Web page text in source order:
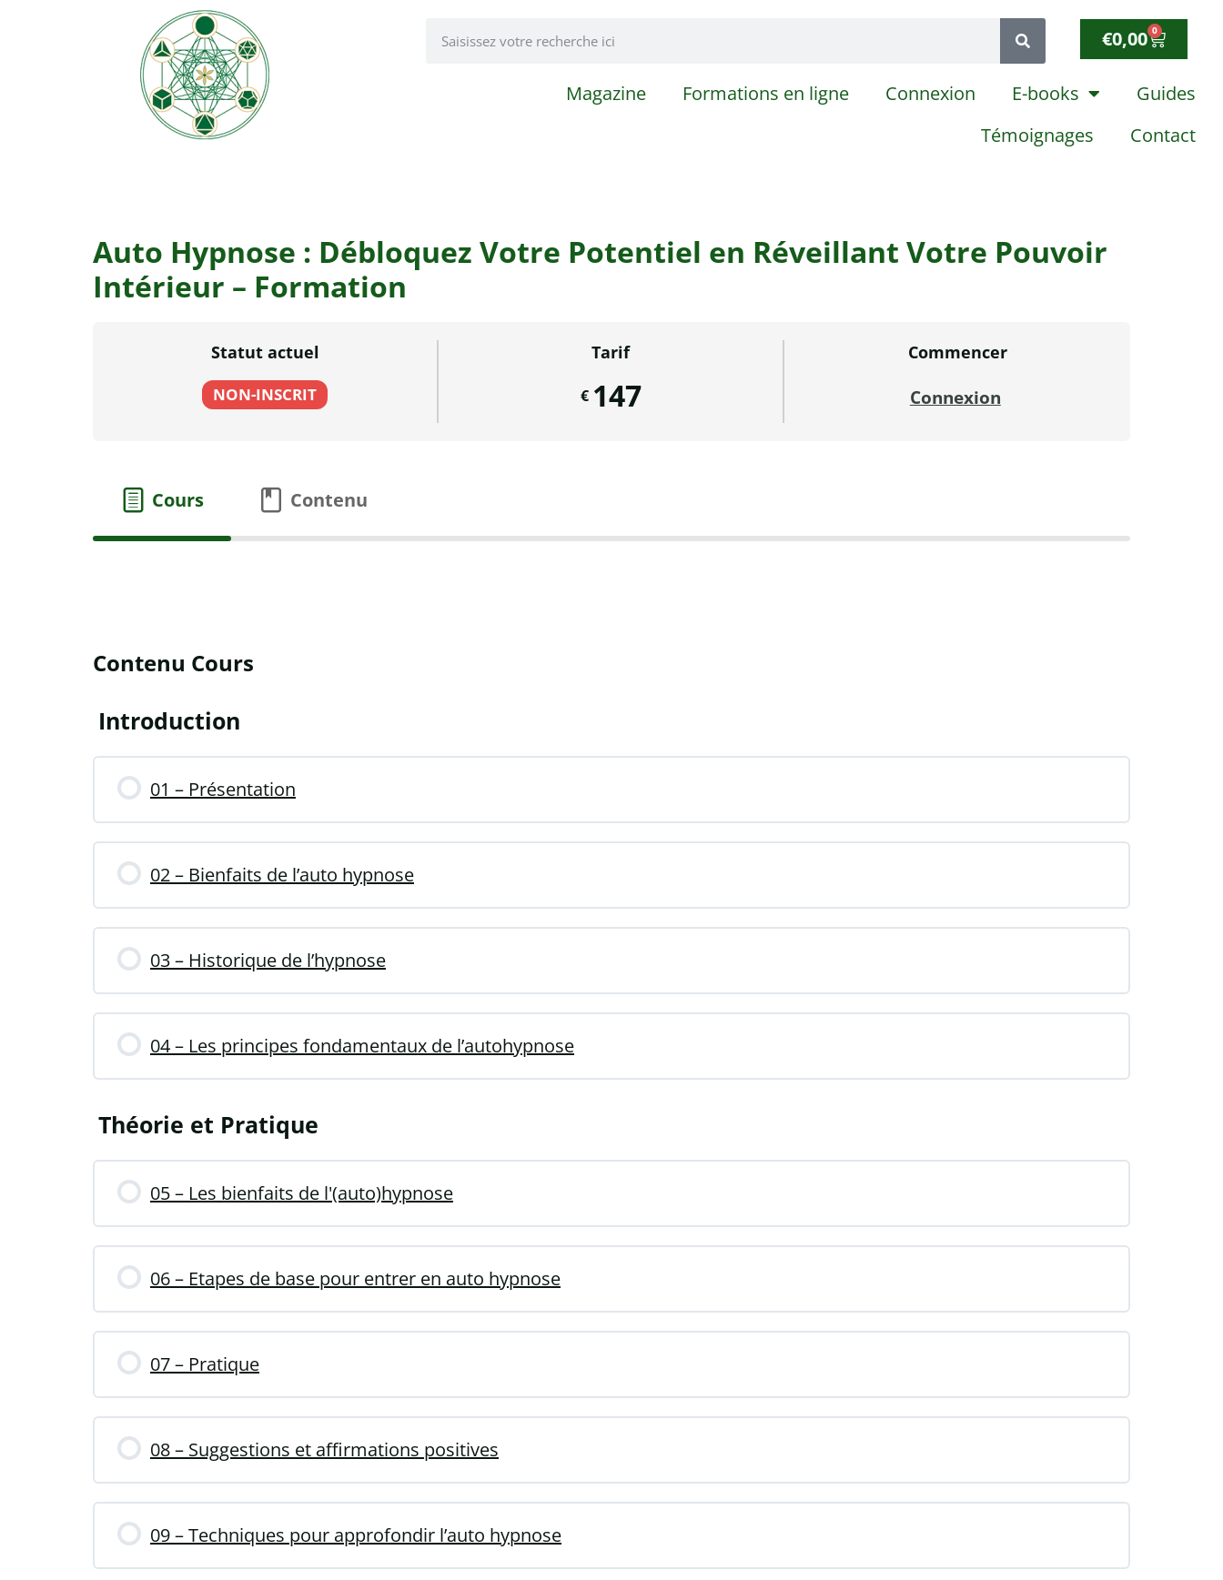
€0,00 0
Magazine Formations en ligne Connexion E-books
Guides
Témoignages
Contact
Auto Hypnose : Débloquez Votre Potentiel en Réveillant Votre Pouvoir
Intérieur – Formation
Statut actuel
NON-INSCRIT
Tarif
€ 147
Commencer
Connexion
Cours Contenu
Contenu Cours
Introduction
01 – Présentation
02 – Bienfaits de l’auto hypnose
03 – Historique de l’hypnose
04 – Les principes fondamentaux de l’autohypnose
Théorie et Pratique
05 – Les bienfaits de l'(auto)hypnose
06 – Etapes de base pour entrer en auto hypnose
07 – Pratique
08 – Suggestions et affirmations positives
09 – Techniques pour approfondir l’auto hypnose